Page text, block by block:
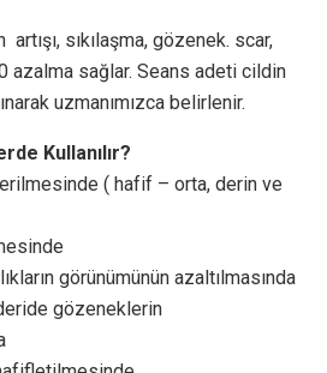
sıkılaşma, gözenek. scar,
azalma sağlar. Seans adeti cildin
uzmanımızca belirlenir.
Kullanılır?
( hafif – orta, derin ve
görünümünün azaltılmasında
gözeneklerin